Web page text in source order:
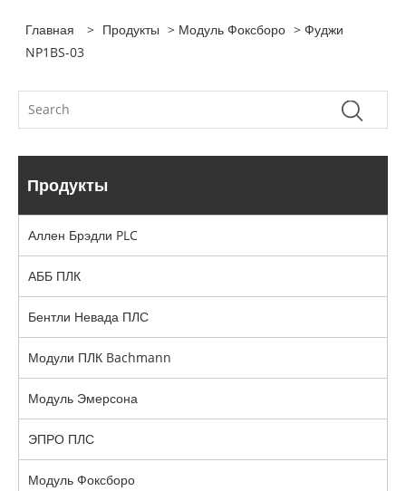
Главная > Продукты > Модуль Фоксборо > Фуджи
NP1BS-03
Продукты
Аллен Брэдли PLC
АББ ПЛК
Бентли Невада ПЛС
Модули ПЛК Bachmann
Модуль Эмерсона
ЭПРО ПЛС
Модуль Фоксборо